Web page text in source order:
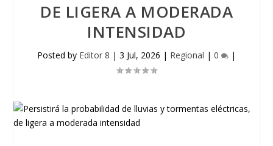
DE LIGERA A MODERADA
INTENSIDAD
Posted by Editor 8 | 3 Jul, 2026 | Regional | 0 |